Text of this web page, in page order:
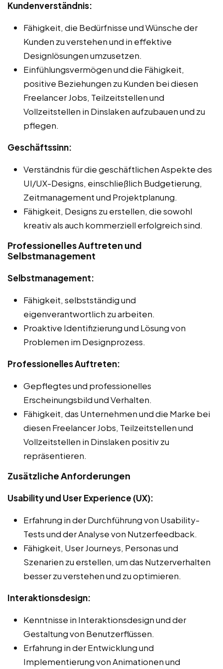
Kundenverständnis:
Fähigkeit, die Bedürfnisse und Wünsche der
Kunden zu verstehen und in effektive
Designlösungen umzusetzen.
Einfühlungsvermögen und die Fähigkeit,
positive Beziehungen zu Kunden bei diesen
Freelancer Jobs, Teilzeitstellen und
Vollzeitstellen in Dinslaken aufzubauen und zu
pflegen.
Geschäftssinn:
Verständnis für die geschäftlichen Aspekte des
UI/UX-Designs, einschließlich Budgetierung,
Zeitmanagement und Projektplanung.
Fähigkeit, Designs zu erstellen, die sowohl
kreativ als auch kommerziell erfolgreich sind.
Professionelles Auftreten und
Selbstmanagement
Selbstmanagement:
Fähigkeit, selbstständig und
eigenverantwortlich zu arbeiten.
Proaktive Identifizierung und Lösung von
Problemen im Designprozess.
Professionelles Auftreten:
Gepflegtes und professionelles
Erscheinungsbild und Verhalten.
Fähigkeit, das Unternehmen und die Marke bei
diesen Freelancer Jobs, Teilzeitstellen und
Vollzeitstellen in Dinslaken positiv zu
repräsentieren.
Zusätzliche Anforderungen
Usability und User Experience (UX):
Erfahrung in der Durchführung von Usability-
Tests und der Analyse von Nutzerfeedback.
Fähigkeit, User Journeys, Personas und
Szenarien zu erstellen, um das Nutzerverhalten
besser zu verstehen und zu optimieren.
Interaktionsdesign:
Kenntnisse in Interaktionsdesign und der
Gestaltung von Benutzerflüssen.
Erfahrung in der Entwicklung und
Implementierung von Animationen und